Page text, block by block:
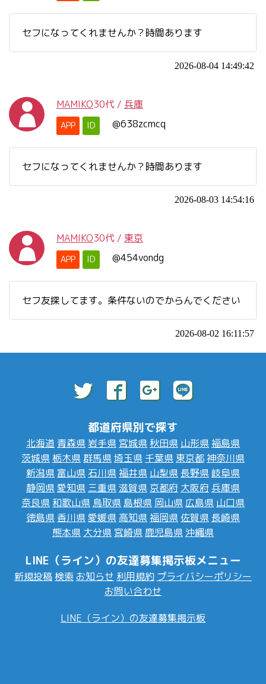
セフになってくれませんか？時間あります
2026-08-04 14:49:42
MAMIKO30代 / 兵庫
APP ID @638zcmcq
セフになってくれませんか？時間あります
2026-08-03 14:54:16
MAMIKO30代 / 東京
APP ID @454vondg
セフ友探してます。条件ないのでからんでください
2026-08-02 16:11:57
都道府県別で探す
北海道 青森県 岩手県 宮城県 秋田県 山形県福島県
茨城県 栃木県群馬県埼玉県 千葉県 東京都神奈川県
新潟県 富山県 石川県福井県 山梨県 長野県 岐阜県
静岡県愛知県 三重県滋賀県 京都府 大阪府 兵庫県
奈良県 和歌山県 鳥取県 島根県 岡山県 広島県 山口県
徳島県 香川県愛媛県 高知県福岡県 佐賀県 長崎県
熊本県 大分県 宮崎県 鹿児島県 沖縄県
LINE（ライン）の友達募集掲示板メニュー
新規投稿 検索 お知らせ 利用規約 プライバシーポリシー
お問い合わせ
LINE（ライン）の友達募集掲示板